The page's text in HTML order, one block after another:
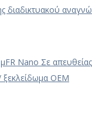
διαδικτυακού
μFR Nano Σε
ξεκλείδωμα OEM